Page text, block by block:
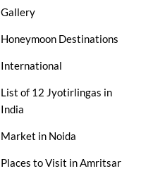
Gallery
Honeymoon Destinations
International
List of 12 Jyotirlingas in
India
Market in Noida
Places to Visit in Amritsar